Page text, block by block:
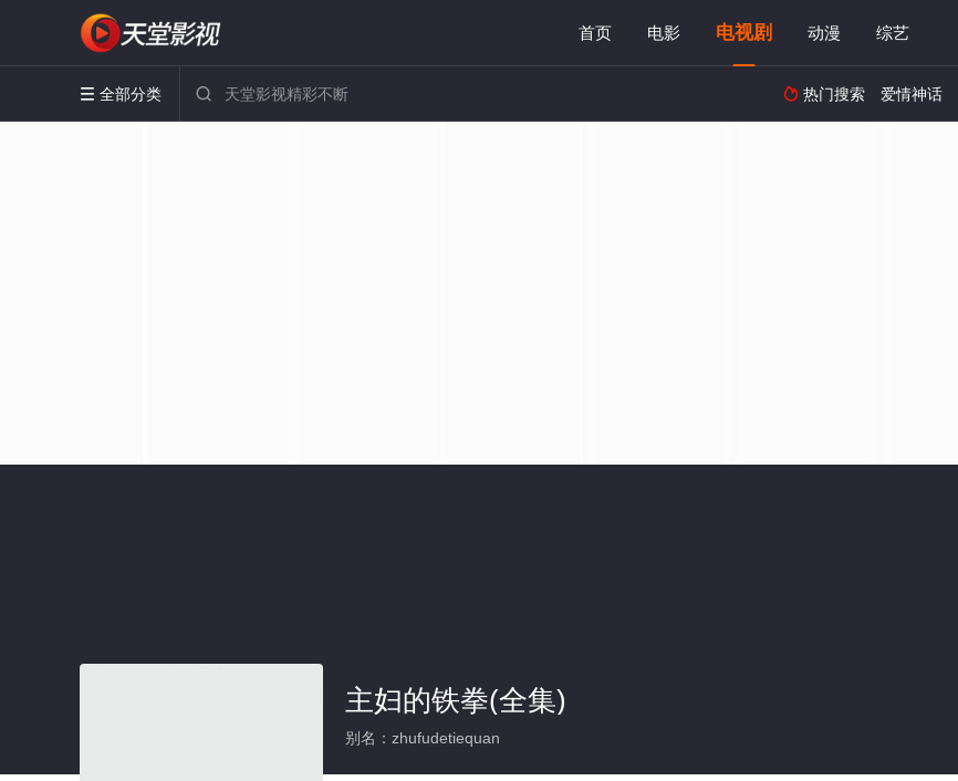
首页 电影 电视剧 动漫 综艺
 全部分类   热门搜索 爱情神话
主妇的铁拳(全集)
别名：zhufudetiequan